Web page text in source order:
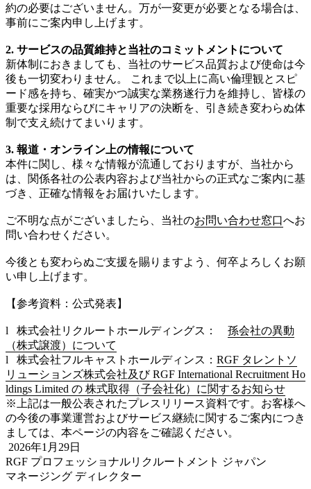
約の必要はございません。万が一変更が必要となる場合は、
事前にご案内申し上げます。
2. サービスの品質維持と当社のコミットメントについて
新体制におきましても、当社のサービス品質および使命は今
後も一切変わりません。 これまで以上に高い倫理観とスピ
ード感を持ち、確実かつ誠実な業務遂行力を維持し、皆様の
重要な採用ならびにキャリアの決断を、引き続き変わらぬ体
制で支え続けてまいります。
3. 報道・オンライン上の情報について
本件に関し、様々な情報が流通しておりますが、当社から
は、関係各社の公表内容および当社からの正式なご案内に基
づき、正確な情報をお届けいたします。
ご不明な点がございましたら、当社のお問い合わせ窓口へお
問い合わせください。
今後とも変わらぬご支援を賜りますよう、何卒よろしくお願
い申し上げます。
【参考資料：公式発表】
l 株式会社リクルートホールディングス： 孫会社の異動
（株式譲渡）について
l 株式会社フルキャストホールディンス： RGF タレントソ
リューションズ株式会社及び RGF International Recruitment Ho
ldings Limited の 株式取得（子会社化）に関するお知らせ
※上記は一般公表されたプレスリリース資料です。お客様へ
の今後の事業運営およびサービス継続に関するご案内につき
ましては、本ページの内容をご確認ください。
2026年1月29日
RGF プロフェッショナルリクルートメント ジャパン
マネージング ディレクター